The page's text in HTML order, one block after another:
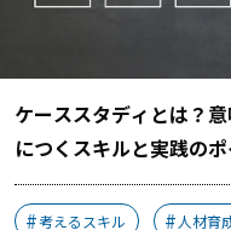
ケーススタディとは？
につくスキルと実践の
考えるスキル 人材育